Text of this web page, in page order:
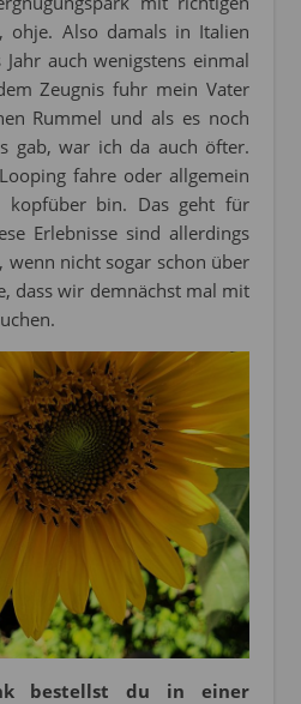
ohje. Also damals in Italien
auch wenigstens einmal
Zeugnis fuhr mein Vater
Rummel und als es noch
gab, war ich da auch öfter.
fahre oder allgemein
kopfüber bin. Das geht für
Erlebnisse sind allerdings
wenn nicht sogar schon über
dass wir demnächst mal mit
bestellst du in einer